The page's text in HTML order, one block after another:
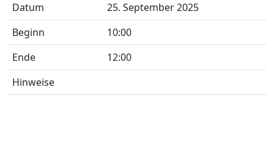
Datum
25. September 2025
Beginn
10:00
Ende
12:00
Hinweise